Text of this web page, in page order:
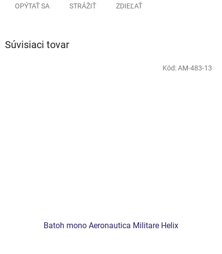
OPÝTAŤ SA STRÁŽIŤ ZDIEĽAŤ
Súvisiaci tovar
Batoh mono Aeronautica Militare Helix
Kód:AM-483-13